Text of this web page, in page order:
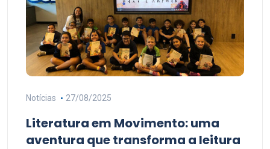
Notícias 27/08/2025
Literatura em Movimento: uma
aventura que transforma a leitura